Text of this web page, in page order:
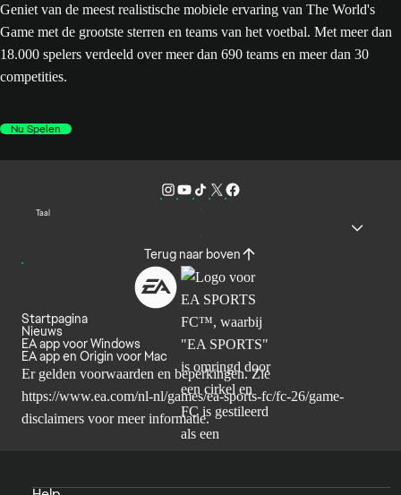
Geniet van de meest realistische mobiele ervaring van The World's
Game met de grootste sterren en teams van het voetbal. Met meer dan
18.000 spelers verdeeld over meer dan 690 teams en meer dan 30
competities.
Nu Spelen
Taal
Terug naar boven
Startpagina
Nieuws
EA app voor Windows
EA app en Origin voor Mac
Er gelden voorwaarden en beperkingen. Zie
https://www.ea.com/nl-nl/games/ea-sports-fc/fc-26/game-
disclaimers voor meer informatie.